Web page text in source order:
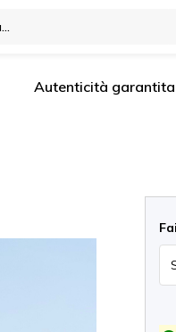
Autenticità garantita